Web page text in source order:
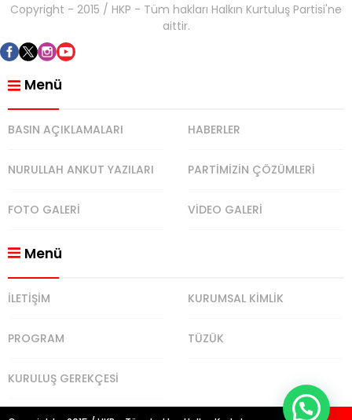
Copyright - 2015 / HKP - Tüm hakları Halkın Kurtuluş Partisi'ne
aittir.
Menü
BASIN AÇIKLAMALARI HABERLER
NURULLAH ANKUT YAZILARI PARTİMİZİN ÇÖZÜMLERİ
FOTO GALERİ VİDEO GALERİ
Menü
İLETİŞİM KURUMSAL KİMLİK
PROGRAM TÜZÜK
KURULUŞ GEREKÇESİ